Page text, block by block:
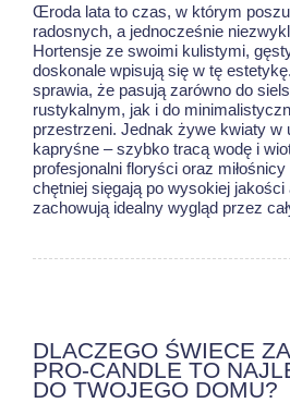
Œroda lata to czas, w którym
radosnych, a jednocześnie
Hortensje ze swoimi kulistymi,
doskonale wpisują się w tę
sprawia, że pasują zarówno do
rustykalnym, jak i do
przestrzeni. Jednak żywe kwiaty w
kapryśne – szybko tracą wodę i
profesjonalni floryści oraz
chętniej sięgają po wysokiej jakości
zachowują idealny wygląd przez
DLACZEGO ŚWIECE
PRO-CANDLE TO
DO TWOJEGO DOMU?